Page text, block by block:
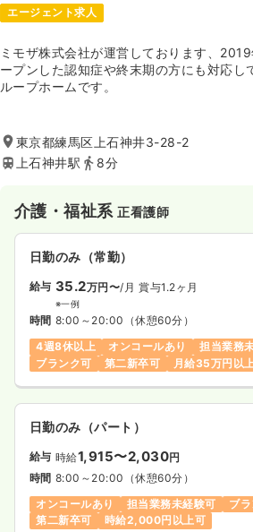
エージェント求人
ミモザ株式会社が運営しております、
ープンした認知症や終末期の方にも対応し
ループホームです。
東京都練馬区上石神井3-28-2
上石神井駅
8分
介護・福祉系正看護師
日勤のみ（常勤）
給与 35.2万円〜/月 賞与1.2ヶ月
※一例
時間 8:00～20:00 （休憩60分）
4週8休以上
オンコールあり
担当業務
ブランク可
第二新卒可 月給35万円以
日勤のみ（パート）
給与 時給1,915〜2,030円
時間 8:00～20:00 （休憩60分）
オンコールあり
担当業務未経験可
ブ
第二新卒可
時給2,000円以上可